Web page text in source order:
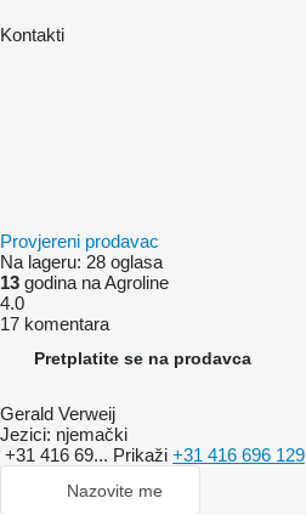
Kontakti
Provjereni prodavac
Na lageru: 28 oglasa
13 godina na Agroline
4.0
17 komentara
Pretplatite se na prodavca
Gerald Verweij
Jezici: njemački
+31 416 69... Prikaži +31 416 696 129
Nazovite me